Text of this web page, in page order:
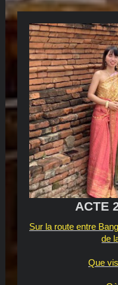
ACTE
Sur la route entre
de
Que